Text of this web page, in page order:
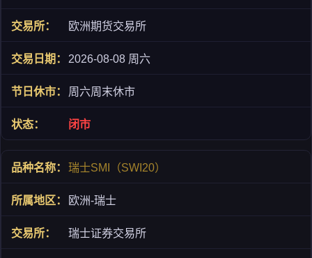
欧洲期货交易所
2026-08-08 周六
周六周末休市
闭市
瑞士SMI（SWI20）
欧洲-瑞士
瑞士证券交易所